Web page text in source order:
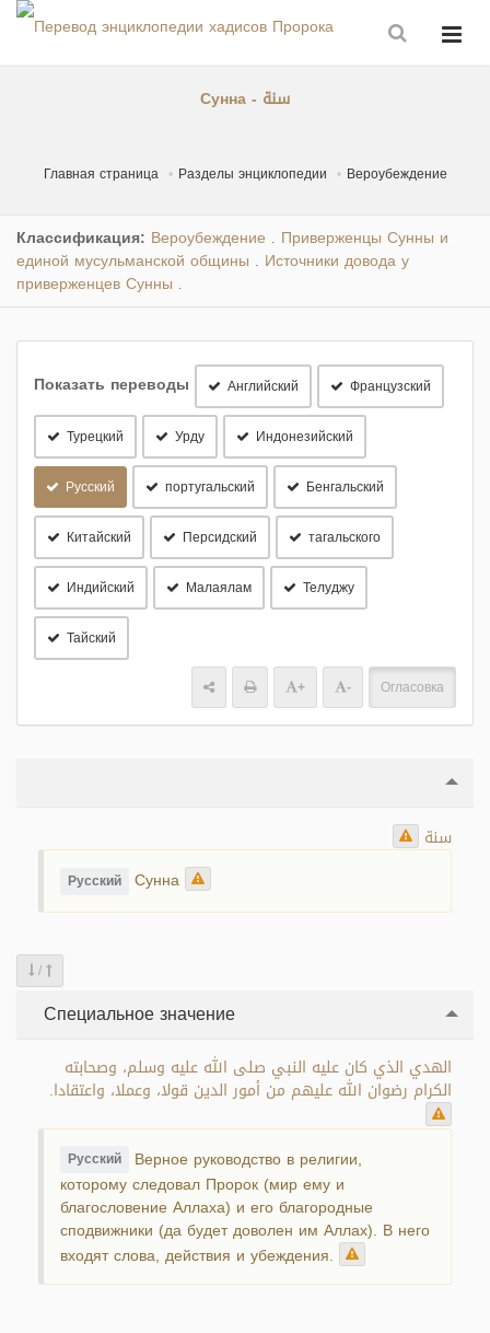
Сунна - سنة
Главная страница Разделы энциклопедии Вероубеждение
Классификация: Вероубеждение Приверженцы Сунны и
единой мусульманской общины Источники довода у
приверженцев Сунны
Показать переводы Английский Французский
Турецкий Урду Индонезийский
Русский португальский Бенгальский
Китайский Персидский тагальского
Индийский Малаялам Телуджу
Тайский
+ - Огласовка
سنة
Русский Сунна
/
Специальное значение
الهدي الذي كان عليه النبي صلى الله عليه وسلم، وصحابته
الكرام رضوان الله عليهم من أمور الدين قولا، وعملا، واعتقادا.
Русский Верное руководство в религии,
которому следовал Пророк (мир ему и
благословение Аллаха) и его благородные
сподвижники (да будет доволен им Аллах). В него
входят слова, действия и убеждения.